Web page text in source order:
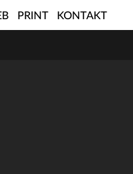
PRINT KONTAKT